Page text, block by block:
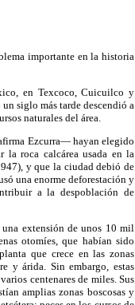
importante en la historia
en Texcoco, Cuicuilco y
siglo más tarde descendió a
naturales del área.
Ezcurra— hayan elegido
la roca calcárea usada en la
y que la ciudad debió de
una enorme deforestación y
a la despoblación de
extensión de unos 10 mil
otomíes, que habían sido
que crece en las zonas
y árida. Sin embargo, estas
centenares de miles. Sus
amplias zonas boscosas y